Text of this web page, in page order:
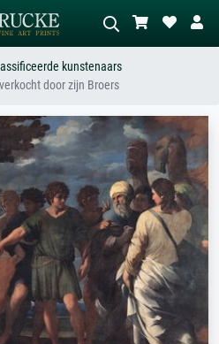
Beschrijf de scène – bijv. groene
weide, abstract met veel rood, donker
olieverfschilderij, staand naakt naast
een boom.
kunstenaars
door zijn Broers